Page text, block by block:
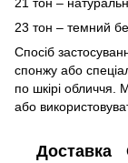
23 тон – темний
Спосіб
спонжу або
по шкірі обличчя.
або
Доставка